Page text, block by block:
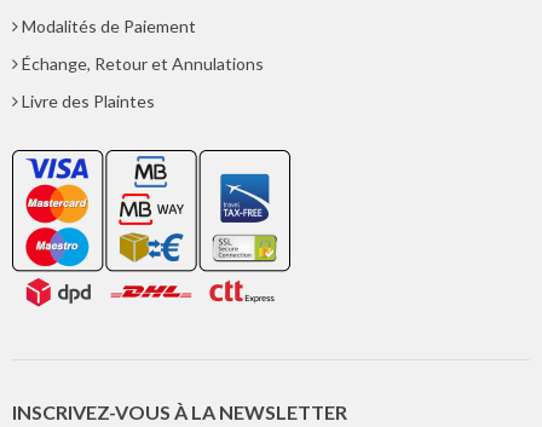
Modalités de Paiement
Échange, Retour et Annulations
Livre des Plaintes
INSCRIVEZ-VOUS À LA NEWSLETTER